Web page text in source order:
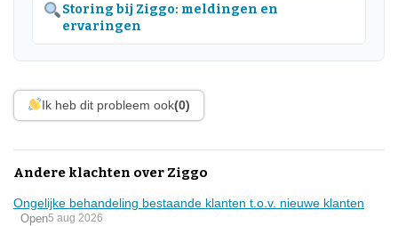
Storing bij Ziggo: meldingen en
ervaringen
Ik heb dit probleem ook(0)
Andere klachten over Ziggo
Ongelijke behandeling bestaande klanten t.o.v. nieuwe klanten
Open5 aug 2026